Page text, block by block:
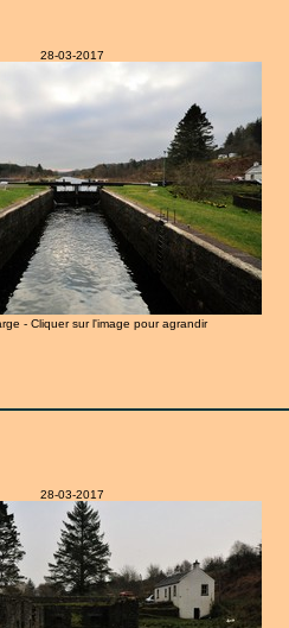
28-03-2017
- Cliquer sur l'image pour agrandir
28-03-2017